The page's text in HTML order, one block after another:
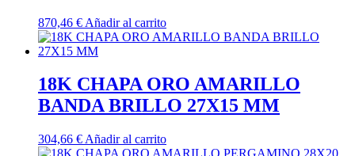
870,46 € Añadir al carrito
18K CHAPA ORO AMARILLO
BANDA BRILLO 27X15 MM
304,66 € Añadir al carrito